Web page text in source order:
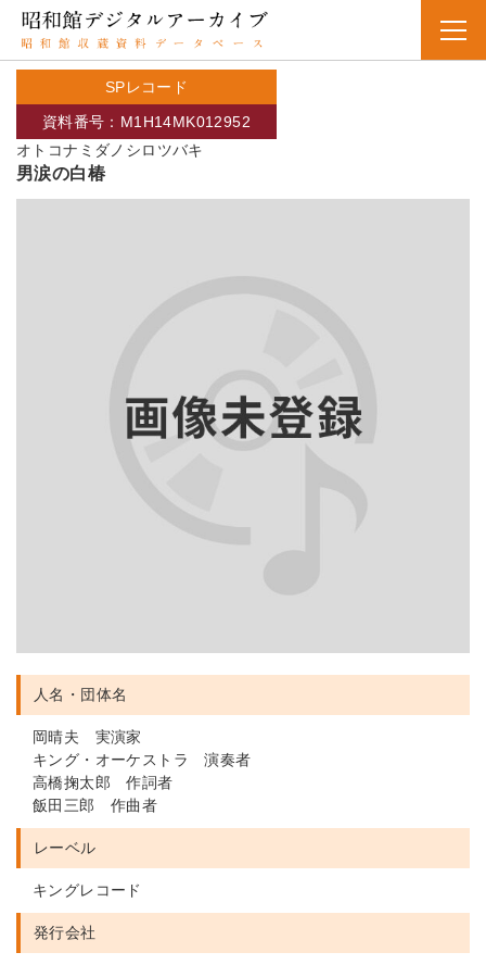
SPレコード
オトコナミダノシロツバキ
資料番号：M1H14MK012952
男涙の白椿
人名・団体名
岡晴夫 実演家
キング・オーケストラ 演奏者
高橋掬太郎 作詞者
飯田三郎 作曲者
レーベル
キングレコード
発行会社